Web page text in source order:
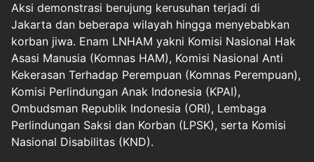
Aksi demonstrasi berujung kerusuhan terjadi di
Jakarta dan beberapa wilayah hingga menyebabkan
korban jiwa. Enam LNHAM yakni Komisi Nasional Hak
Asasi Manusia (Komnas HAM), Komisi Nasional Anti
Kekerasan Terhadap Perempuan (Komnas Perempuan),
Komisi Perlindungan Anak Indonesia (KPAI),
Ombudsman Republik Indonesia (ORI), Lembaga
Perlindungan Saksi dan Korban (LPSK), serta Komisi
Nasional Disabilitas (KND).